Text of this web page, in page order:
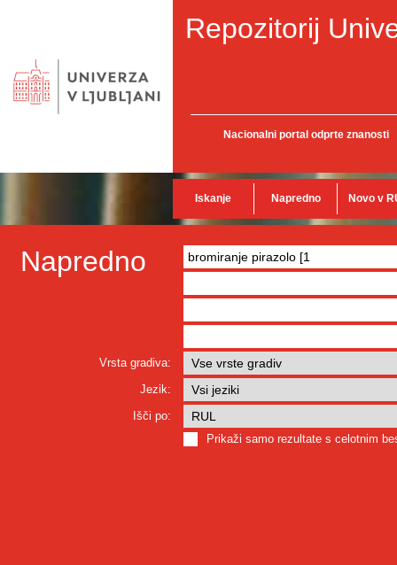
Repozitorij
Nacionalni portal odprte znanosti
Iskanje Napredno Novo v
Napredno
Vrsta gradiva:
Jezik:
Išči po:
Prikaži samo rezultate s celotnim